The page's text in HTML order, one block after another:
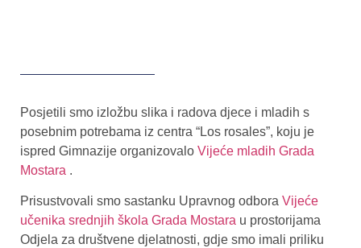
Posjetili smo izložbu slika i radova djece i mladih s
posebnim potrebama iz centra “Los rosales”, koju je
ispred Gimnazije organizovalo Vijeće mladih Grada
Mostara .
Prisustvovali smo sastanku Upravnog odbora Vijeće
učenika srednjih škola Grada Mostara u prostorijama
Odjela za društvene djelatnosti, gdje smo imali priliku